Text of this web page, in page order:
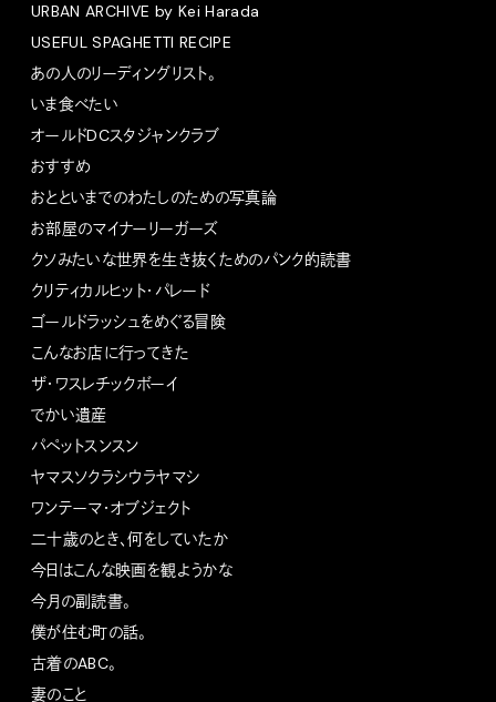
URBAN ARCHIVE by Kei Harada
USEFUL SPAGHETTI RECIPE
あの人のリーディングリスト。
いま食べたい
オールドDCスタジャンクラブ
おすすめ
おとといまでのわたしのための写真論
お部屋のマイナーリーガーズ
クソみたいな世界を生き抜くためのパンク的読書
クリティカルヒット・パレード
ゴールドラッシュをめぐる冒険
こんなお店に行ってきた
ザ・ワスレチックボーイ
でかい遺産
パペットスンスン
ヤマスソクラシウラヤマシ
ワンテーマ・オブジェクト
二十歳のとき、何をしていたか
今日はこんな映画を観ようかな
今月の副読書。
僕が住む町の話。
古着のABC。
妻のこと